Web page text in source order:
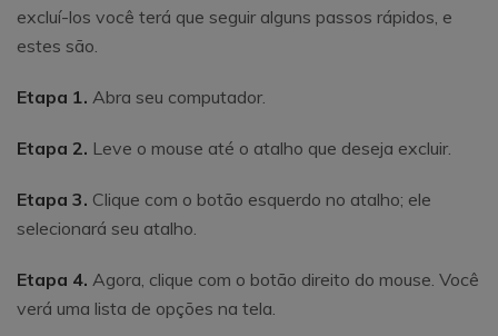
excluí-los você terá que seguir alguns passos rápidos, e
estes são.
Etapa 1. Abra seu computador.
Etapa 2. Leve o mouse até o atalho que deseja excluir.
Etapa 3. Clique com o botão esquerdo no atalho; ele
selecionará seu atalho.
Etapa 4. Agora, clique com o botão direito do mouse. Você
verá uma lista de opções na tela.